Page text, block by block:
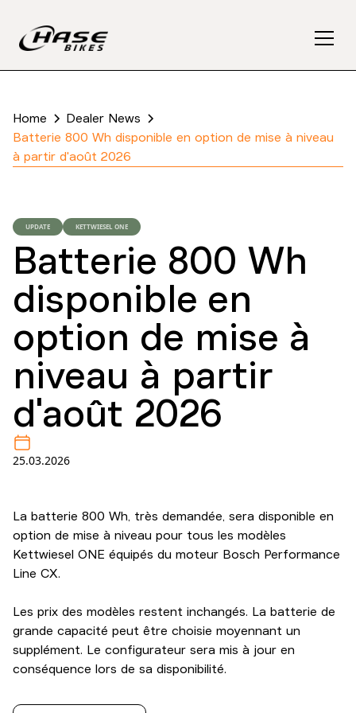
Home
Dealer News
Batterie 800 Wh disponible en option de mise à niveau
à partir d'août 2026
UPDATE KETTWIESEL ONE
Batterie 800 Wh
disponible en
option de mise à
niveau à partir
d'août 2026
25.03.2026
La batterie 800 Wh, très demandée, sera disponible en
option de mise à niveau pour tous les modèles
Kettwiesel ONE équipés du moteur Bosch Performance
Line CX.
Les prix des modèles restent inchangés. La batterie de
grande capacité peut être choisie moyennant un
supplément. Le configurateur sera mis à jour en
conséquence lors de sa disponibilité.